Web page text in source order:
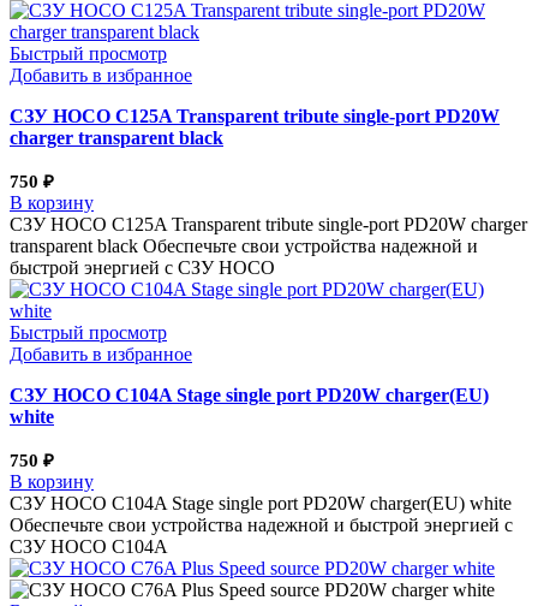
Быстрый просмотр
Добавить в избранное
СЗУ HOCO C125A Transparent tribute single-port PD20W
charger transparent black
750 ₽
В корзину
СЗУ HOCO C125A Transparent tribute single-port PD20W charger
transparent black Обеспечьте свои устройства надежной и
быстрой энергией с СЗУ HOCO
Быстрый просмотр
Добавить в избранное
СЗУ HOCO C104A Stage single port PD20W charger(EU)
white
750 ₽
В корзину
СЗУ HOCO C104A Stage single port PD20W charger(EU) white
Обеспечьте свои устройства надежной и быстрой энергией с
СЗУ HOCO C104A